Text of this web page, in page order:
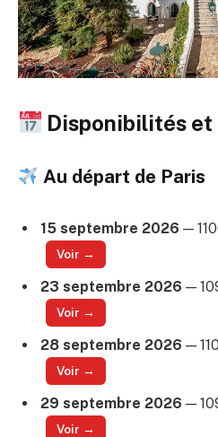
Disponibilités
Au départ de Paris
15 septembre 2026 —
Voir →
23 septembre 2026 —
Voir →
28 septembre 2026 —
Voir →
29 septembre 2026 —
Voir →